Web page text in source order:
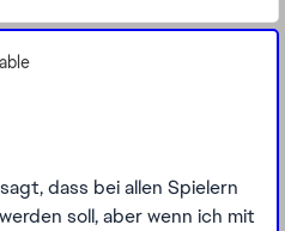
dass bei allen Spielern
soll, aber wenn ich mit